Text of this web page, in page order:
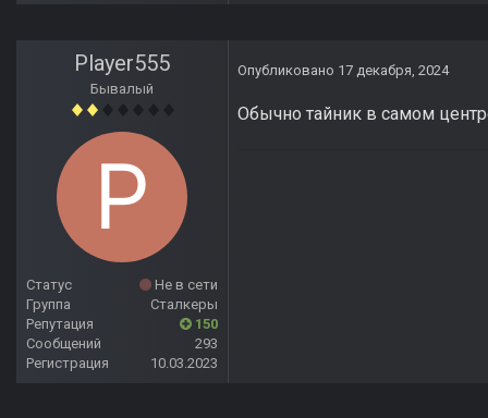
Player555
Бывалый
Статус
Не в сети
Группа
Сталкеры
Репутация
150
Сообщений
293
Регистрация
10.03.2023
Опубликовано 17 декабря, 2024
Обычно тайник в самом